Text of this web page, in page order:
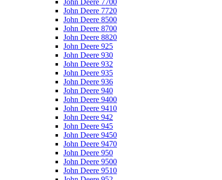
John Deere 7700
John Deere 7720
John Deere 8500
John Deere 8700
John Deere 8820
John Deere 925
John Deere 930
John Deere 932
John Deere 935
John Deere 936
John Deere 940
John Deere 9400
John Deere 9410
John Deere 942
John Deere 945
John Deere 9450
John Deere 9470
John Deere 950
John Deere 9500
John Deere 9510